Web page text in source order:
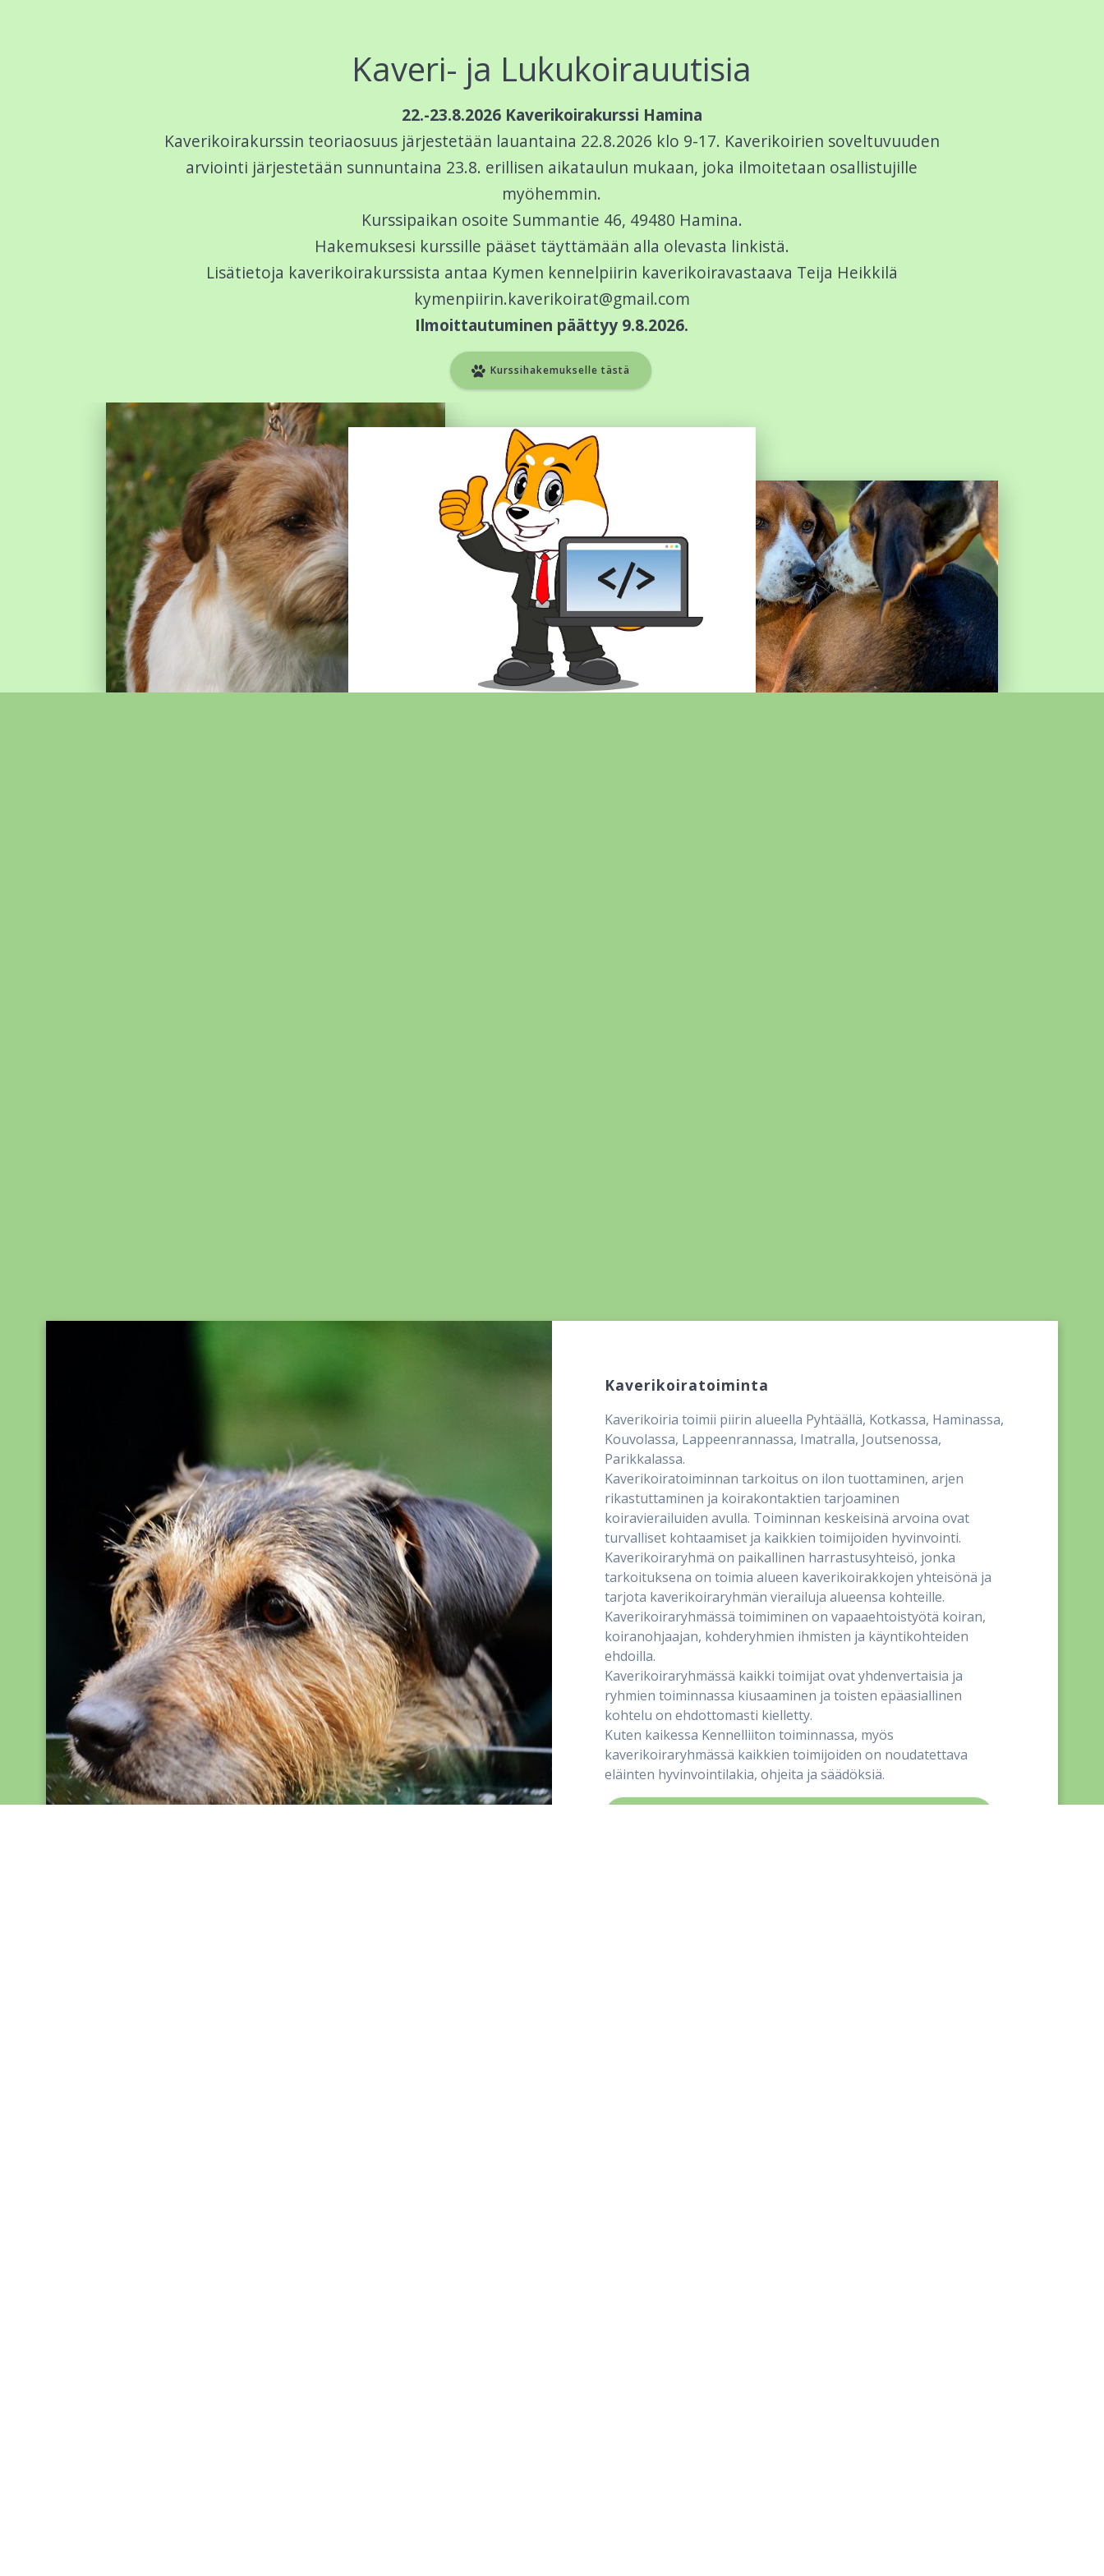
Kaveri- ja Lukukoirauutisia
22.-23.8.2026 Kaverikoirakurssi Hamina
Kaverikoirakurssin teoriaosuus järjestetään lauantaina 22.8.2026 klo 9-17. Kaverikoirien soveltuvuuden
arviointi järjestetään sunnuntaina 23.8. erillisen aikataulun mukaan, joka ilmoitetaan osallistujille
myöhemmin.
Kurssipaikan osoite Summantie 46, 49480 Hamina.
Hakemuksesi kurssille pääset täyttämään alla olevasta linkistä.
Lisätietoja kaverikoirakurssista antaa Kymen kennelpiirin kaverikoiravastaava Teija Heikkilä
kymenpiirin.kaverikoirat@gmail.com
Ilmoittautuminen päättyy 9.8.2026.
Kurssihakemukselle tästä
Kaverikoiratoiminta
Kaverikoiria toimii piirin alueella Pyhtäällä, Kotkassa, Haminassa,
Kouvolassa, Lappeenrannassa, Imatralla, Joutsenossa,
Parikkalassa.
Kaverikoiratoiminnan tarkoitus on ilon tuottaminen, arjen
rikastuttaminen ja koirakontaktien tarjoaminen
koiravierailuiden avulla. Toiminnan keskeisinä arvoina ovat
turvalliset kohtaamiset ja kaikkien toimijoiden hyvinvointi.
Kaverikoiraryhmä on paikallinen harrastusyhteisö, jonka
tarkoituksena on toimia alueen kaverikoirakkojen yhteisönä ja
tarjota kaverikoiraryhmän vierailuja alueensa kohteille.
Kaverikoiraryhmässä toimiminen on vapaaehtoistyötä koiran,
koiranohjaajan, kohderyhmien ihmisten ja käyntikohteiden
ehdoilla.
Kaverikoiraryhmässä kaikki toimijat ovat yhdenvertaisia ja
ryhmien toiminnassa kiusaaminen ja toisten epäasiallinen
kohtelu on ehdottomasti kielletty.
Kuten kaikessa Kennelliiton toiminnassa, myös
kaverikoiraryhmässä kaikkien toimijoiden on noudatettava
eläinten hyvinvointilakia, ohjeita ja säädöksiä.